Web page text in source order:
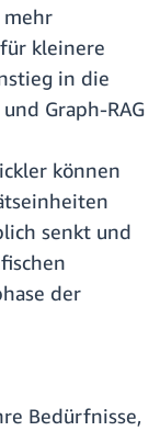
mehr
kleinere
in die
Graph-RAG
können
senkt und
der
Bedürfnisse,